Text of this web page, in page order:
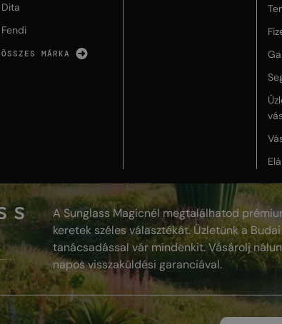
Dita
Fendi
ÖSSZES MÁRKA
A Sunglass Magicnél megtalálhatod
keretek széles választékát. Üzletünk a
tanácsadással vár mindenkit. Vásárolj
napos visszaküldési garanciával.